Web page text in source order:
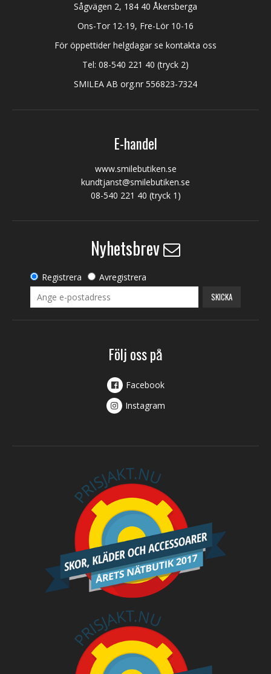
Sågvägen 2, 184 40 Åkersberga
Ons-Tor 12-19, Fre-Lör 10-16
För öppettider helgdagar se kontakta oss
Tel: 08-540 221 40 (tryck 2)
SMILEA AB org.nr 556823-7324
E-handel
www.smilebutiken.se
kundtjanst@smilebutiken.se
08-540 221 40 (tryck 1)
Nyhetsbrev
Registrera Avregistrera
SKICKA
Följ oss på
Facebook
Instagram